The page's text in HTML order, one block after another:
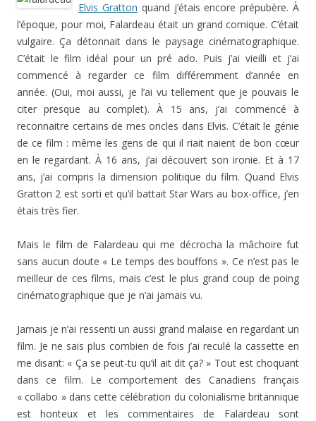
Elvis Gratton quand j’étais encore prépubère. À
l’époque, pour moi, Falardeau était un grand comique. C’était
vulgaire. Ça détonnait dans le paysage cinématographique.
C’était le film idéal pour un pré ado. Puis j’ai vieilli et j’ai
commencé à regarder ce film différemment d’année en
année. (Oui, moi aussi, je l’ai vu tellement que je pouvais le
citer presque au complet). À 15 ans, j’ai commencé à
reconnaitre certains de mes oncles dans Elvis. C’était le génie
de ce film : même les gens de qui il riait riaient de bon cœur
en le regardant. À 16 ans, j’ai découvert son ironie. Et à 17
ans, j’ai compris la dimension politique du film. Quand Elvis
Gratton 2 est sorti et qu’il battait Star Wars au box-office, j’en
étais très fier.
Mais le film de Falardeau qui me décrocha la mâchoire fut
sans aucun doute « Le temps des bouffons ». Ce n’est pas le
meilleur de ces films, mais c’est le plus grand coup de poing
cinématographique que je n’ai jamais vu.
Jamais je n’ai ressenti un aussi grand malaise en regardant un
film. Je ne sais plus combien de fois j’ai reculé la cassette en
me disant: « Ça se peut-tu qu’il ait dit ça? » Tout est choquant
dans ce film. Le comportement des Canadiens français
« collabo » dans cette célébration du colonialisme britannique
est honteux et les commentaires de Falardeau sont